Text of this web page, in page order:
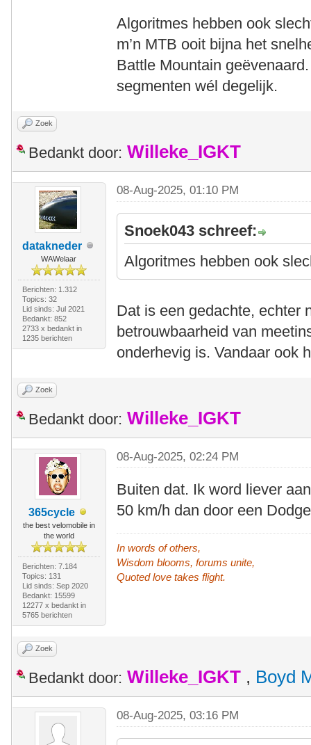
Algoritmes hebben ook
m’n MTB ooit bijna het
Battle Mountain
segmenten wél degelijk.
Zoek
Bedankt door: Willeke_IGKT
datakneder
WAWelaar
Berichten: 1.312
Topics: 32
Lid sinds: Jul 2021
Bedankt: 852
2733 x bedankt in
1235 berichten
08-Aug-2025, 01:10 PM
Snoek043 schreef:
Algoritmes hebben ook
Dat is een gedachte, echter
betrouwbaarheid van
onderhevig is. Vandaar ook
Zoek
Bedankt door: Willeke_IGKT
365cycle
the best velomobile in
the world
Berichten: 7.184
Topics: 131
Lid sinds: Sep 2020
Bedankt: 15599
12277 x bedankt in
5765 berichten
08-Aug-2025, 02:24 PM
Buiten dat. Ik word liever
50 km/h dan door een
In words of others,
Wisdom blooms, forums unite,
Quoted love takes flight.
Zoek
Bedankt door: Willeke_IGKT , Boyd
08-Aug-2025, 03:16 PM